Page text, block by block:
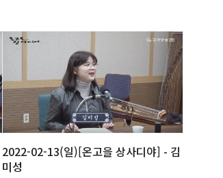
2022-02-13(일)[온고을 상사디야] - 김
미성